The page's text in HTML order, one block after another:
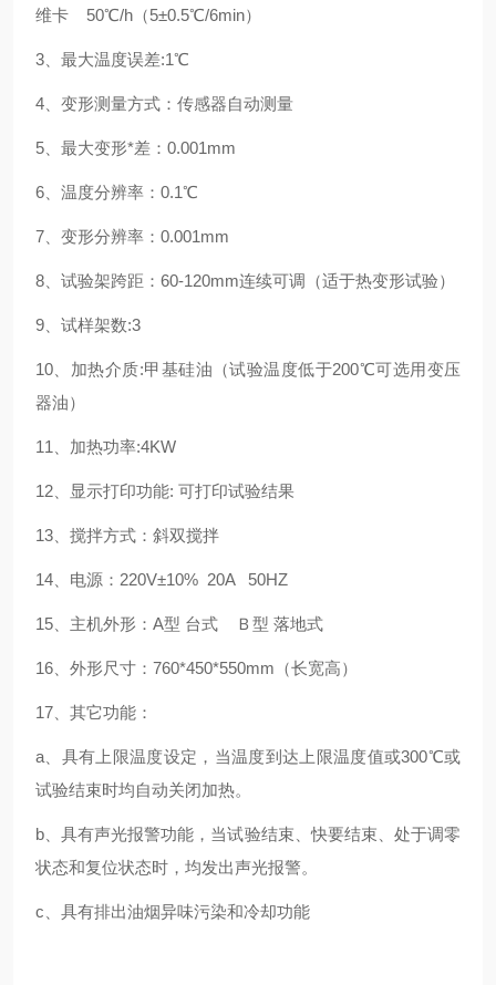
维卡 50℃/h（5±0.5℃/6min）
3、最大温度误差:1℃
4、变形测量方式：传感器自动测量
5、最大变形*差：0.001mm
6、温度分辨率：0.1℃
7、变形分辨率：0.001mm
8、试验架跨距：60-120mm连续可调（适于热变形试验）
9、试样架数:3
10、加热介质:甲基硅油（试验温度低于200℃可选用变压
器油）
11、加热功率:4KW
12、显示打印功能: 可打印试验结果
13、搅拌方式：斜双搅拌
14、电源：220V±10% 20A 50HZ
15、主机外形：A型 台式 Ｂ型 落地式
16、外形尺寸：760*450*550mm（长宽高）
17、其它功能：
a 、具有上限温度设定，当温度到达上限温度值或300℃或
试验结束时均自动关闭加热。
b、具有声光报警功能，当试验结束、快要结束、处于调零
状态和复位状态时，均发出声光报警。
c、具有排出油烟异味污染和冷却功能